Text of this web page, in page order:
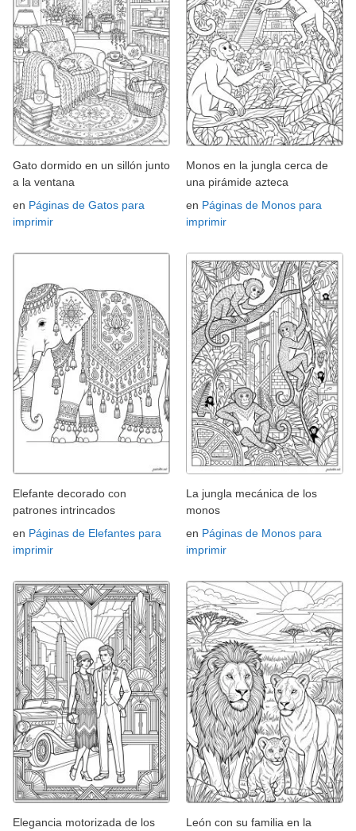
Gato dormido en un sillón junto
a la ventana
en Páginas de Gatos para
imprimir
Monos en la jungla cerca de
una pirámide azteca
en Páginas de Monos para
imprimir
Elefante decorado con
patrones intrincados
en Páginas de Elefantes para
imprimir
La jungla mecánica de los
monos
en Páginas de Monos para
imprimir
Elegancia motorizada de los
León con su familia en la